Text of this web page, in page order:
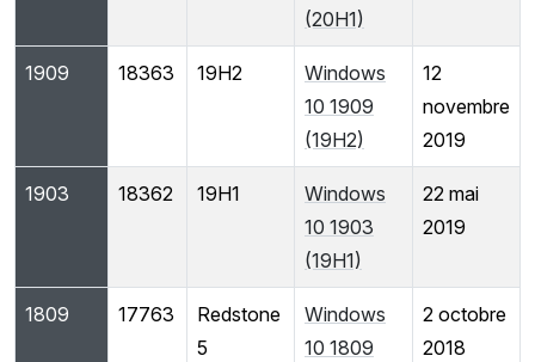
(20H1)
1909 18363 19H2
Windows
10 1909
(19H2)
12
novembre
2019
1903 18362 19H1
Windows
10 1903
(19H1)
22 mai
2019
1809 17763
Redstone
5
Windows
10 1809
2 octobre
2018